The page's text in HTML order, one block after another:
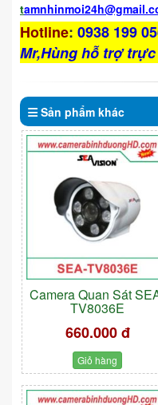
t
Hotline: 0938 199
Mr,Hùng hỗ trợ
Sản phẩm khác
Camera Quan Sát
TV8036E
660.000 đ
Giỏ hàng